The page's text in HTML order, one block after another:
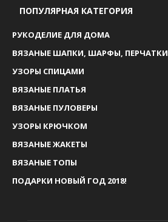
ПОПУЛЯРНАЯ КАТЕГОРИЯ
РУКОДЕЛИЕ ДЛЯ ДОМА
ВЯЗАНЫЕ ШАПКИ, ШАРФЫ, ПЕРЧАТКИ
УЗОРЫ СПИЦАМИ
ВЯЗАНЫЕ ПЛАТЬЯ
ВЯЗАНЫЕ ПУЛОВЕРЫ
УЗОРЫ КРЮЧКОМ
ВЯЗАНЫЕ ЖАКЕТЫ
ВЯЗАНЫЕ ТОПЫ
ПОДАРКИ НОВЫЙ ГОД 2018!